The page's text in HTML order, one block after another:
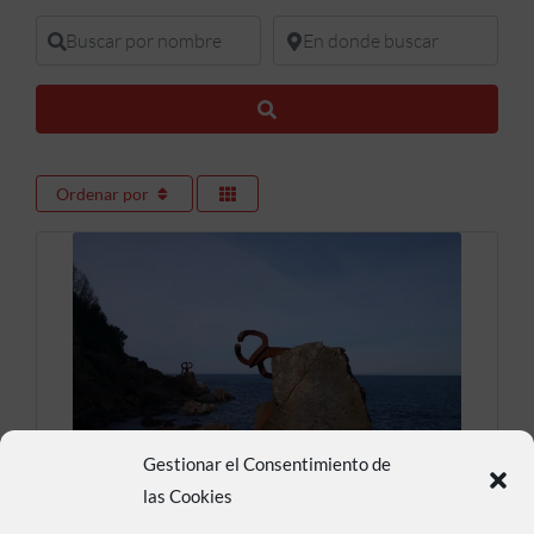
Gestionar el Consentimiento de
las Cookies
Buscar por nombre En donde buscar
Ordenar por
Peine del Viento